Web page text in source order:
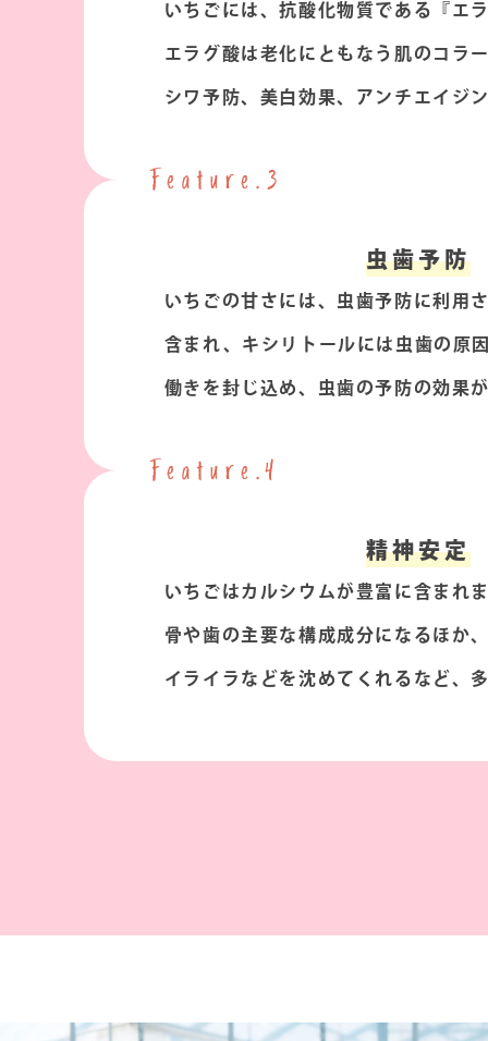
いちごには、抗酸化物質である『エ
エラグ酸は老化にともなう肌のコラ
シワ予防、美白効果、アンチエイジ
Feature.3
虫歯予防
いちごの甘さには、虫歯予防に利用
含まれ、キシリトールには虫歯の原
働きを封じ込め、虫歯の予防の効果
Feature.4
精神安定
いちごはカルシウムが豊富に含まれ
骨や歯の主要な構成成分になるほか
イライラなどを沈めてくれるなど、